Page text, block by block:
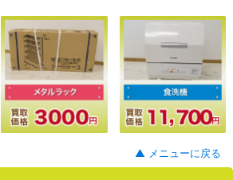
▲ メニューに戻る